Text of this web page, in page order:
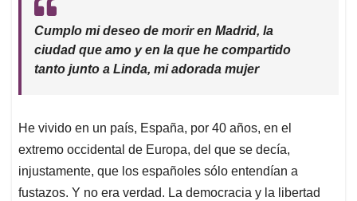
Cumplo mi deseo de morir en Madrid, la
ciudad que amo y en la que he compartido
tanto junto a Linda, mi adorada mujer
He vivido en un país, España, por 40 años, en el
extremo occidental de Europa, del que se decía,
injustamente, que los españoles sólo entendían a
fustazos. Y no era verdad. La democracia y la libertad